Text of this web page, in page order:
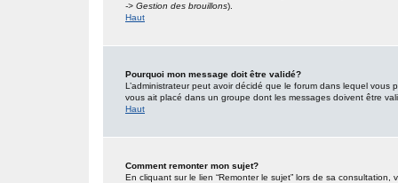
-> Gestion des brouillons).
Haut
Pourquoi mon message doit être validé?
L’administrateur peut avoir décidé que le forum dans lequel
vous ait placé dans un groupe dont les messages doivent être
Haut
Comment remonter mon sujet?
En cliquant sur le lien “Remonter le sujet” lors de sa consultation,